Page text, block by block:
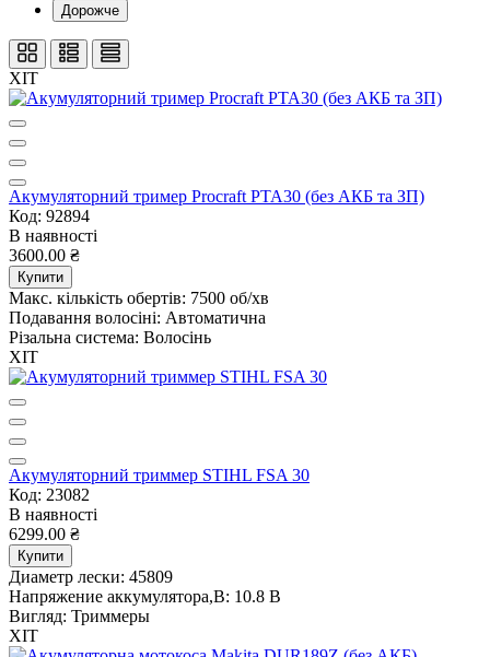
Дорожче
ХІТ
Акумуляторний тример Procraft PTA30 (без АКБ та ЗП)
Код: 92894
В наявності
3600.00 ₴
Купити
Макс. кількість обертів: 7500 об/хв
Подавання волосіні: Автоматична
Різальна система: Волосінь
ХІТ
Акумуляторний триммер STIHL FSA 30
Код: 23082
В наявності
6299.00 ₴
Купити
Диаметр лески: 45809
Напряжение аккумулятора,В: 10.8 В
Вигляд: Триммеры
ХІТ